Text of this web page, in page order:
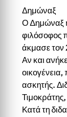
Δημώναξ
Ο Δημώναξ
φιλόσοφος
άκμασε τον
Αν και
οικογένεια,
ασκητής.
Κατά τη